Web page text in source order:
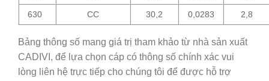
630 CC 30,2 0,0283 2,8
Bảng thông số mang giá trị tham khảo từ nhà sản xuất
CADIVI, để lựa chọn cáp có thông số chính xác vui
lòng liên hệ trực tiếp cho chúng tôi để được hỗ trợ